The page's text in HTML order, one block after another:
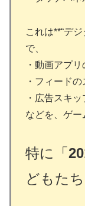
これは**“デ
で、
・動画アプ
・フィード
・広告スキ
などを、ゲー
特に「
どもた